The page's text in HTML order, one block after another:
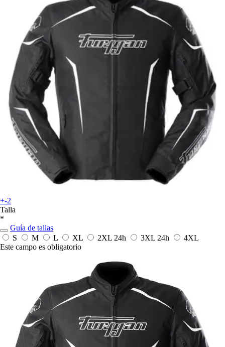
+-2
Talla
*
Guía de tallas
S
M L XL 2XL 24h 3XL 24h
4XL
Este campo es obligatorio